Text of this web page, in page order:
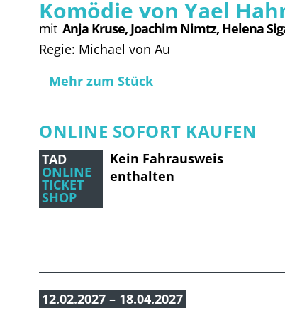
Komödie von Yael
mit Anja Kruse, Joachim Nimtz, Helena
Regie: Michael von Au
Mehr zum Stück
ONLINE SOFORT KAUFEN
TAD
ONLINE
TICKET
SHOP
Kein Fahrausweis
enthalten
12.02.2027 – 18.04.2027